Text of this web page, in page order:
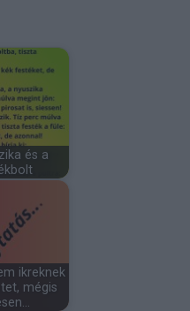
és a
ikreknek
mégis